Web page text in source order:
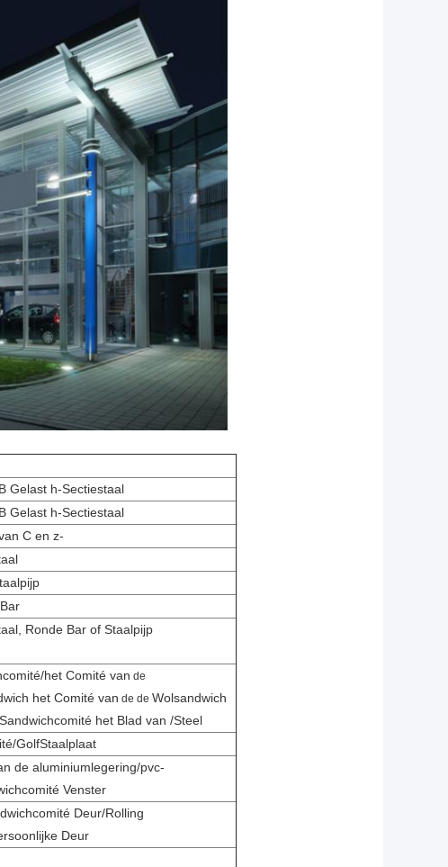
Gelast h-Sectiestaal
Gelast h-Sectiestaal
C en z-
Ronde Bar of Staalpijp
het Comité van de
het Comité van de deWolsandwich
het Blad van /Steel
GolfStaalplaat
de aluminiumlegering/pvc-
Venster
Deur/Rolling
Deur